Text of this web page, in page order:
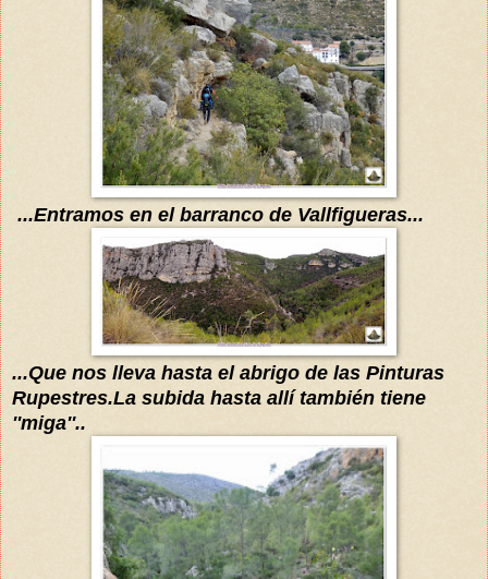
...Entramos en el barranco de Vallfigueras...
...Que nos lleva hasta el abrigo de las Pinturas
Rupestres.La subida hasta allí también tiene
''miga''..